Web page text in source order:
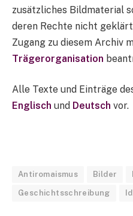
zusätzliches Bildmaterial
deren Rechte nicht
Zugang zu diesem Archiv
Trägerorganisation
Alle Texte und Einträge
Englisch und Deutsch vor.
Antiromaismus Bilder
Geschichtsschreibung